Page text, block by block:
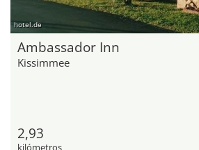
hotel.de
Ambassador Inn
Kissimmee
2,93
kilómetros